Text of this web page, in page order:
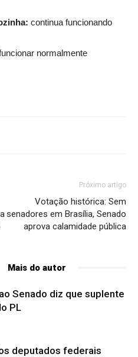
continua funcionando
normalmente
Próximo artigo
Votação histórica: Sem
senadores em Brasília, Senado
aprova calamidade pública
Mais do autor
Senado diz que suplente
PL
deputados federais